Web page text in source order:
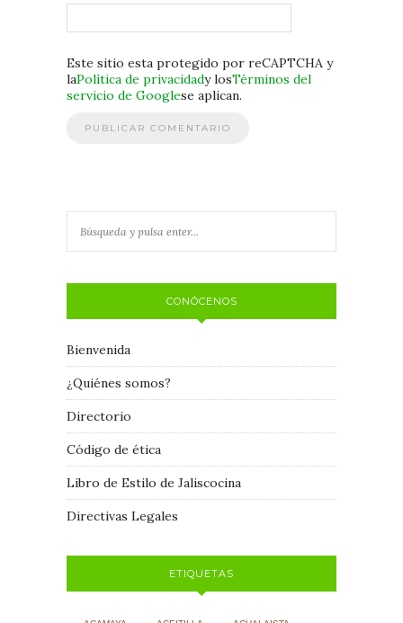
Este sitio esta protegido por reCAPTCHA y
laPolítica de privacidady losTérminos del
servicio de Googlese aplican.
CONÓCENOS
Bienvenida
¿Quiénes somos?
Directorio
Código de ética
Libro de Estilo de Jaliscocina
Directivas Legales
ETIQUETAS